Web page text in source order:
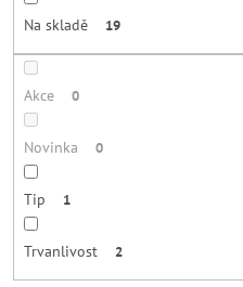
Na skladě 19
Akce 0
Novinka 0
Tip 1
Trvanlivost 2